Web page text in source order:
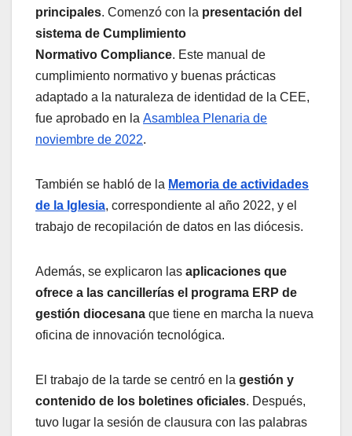
principales. Comenzó con la presentación del
sistema de Cumplimiento
Normativo Compliance. Este manual de
cumplimiento normativo y buenas prácticas
adaptado a la naturaleza de identidad de la CEE,
fue aprobado en la Asamblea Plenaria de
noviembre de 2022.
También se habló de la Memoria de actividades
de la Iglesia, correspondiente al año 2022, y el
trabajo de recopilación de datos en las diócesis.
Además, se explicaron las aplicaciones que
ofrece a las cancillerías el programa ERP de
gestión diocesana que tiene en marcha la nueva
oficina de innovación tecnológica.
El trabajo de la tarde se centró en la gestión y
contenido de los boletines oficiales. Después,
tuvo lugar la sesión de clausura con las palabras